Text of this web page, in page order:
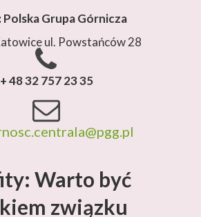
Warto być
związku
+ 48 32 757 23 35
Polska Grupa Górnicza
ul. Powstańców 28